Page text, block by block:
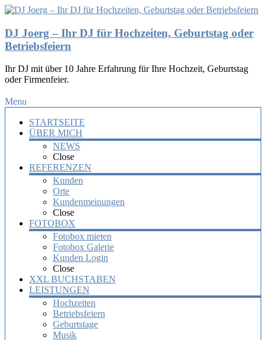
DJ Joerg – Ihr DJ für Hochzeiten, Geburtstag oder
Betriebsfeiern
Ihr DJ mit über 10 Jahre Erfahrung für Ihre Hochzeit, Geburtstag
oder Firmenfeier.
Menu
STARTSEITE
ÜBER MICH
NEWS
Close
REFERENZEN
Kunden
Orte
Kundenmeinungen
Close
FOTOBOX
Fotobox mieten
Fotobox Galerie
Kunden Login
Close
XXL BUCHSTABEN
LEISTUNGEN
Hochzeiten
Betriebsfeiern
Geburtstage
Musik